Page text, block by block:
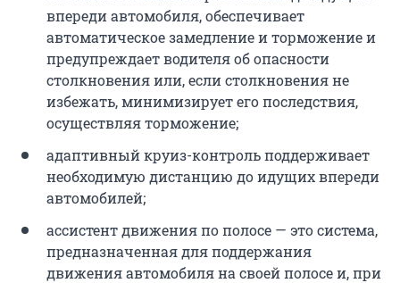
впереди автомобиля, обеспечивает
автоматическое замедление и торможение и
предупреждает водителя об опасности
столкновения или, если столкновения не
избежать, минимизирует его последствия,
осуществляя торможение;
адаптивный круиз-контроль поддерживает
необходимую дистанцию до идущих впереди
автомобилей;
ассистент движения по полосе — это система,
предназначенная для поддержания
движения автомобиля на своей полосе и, при